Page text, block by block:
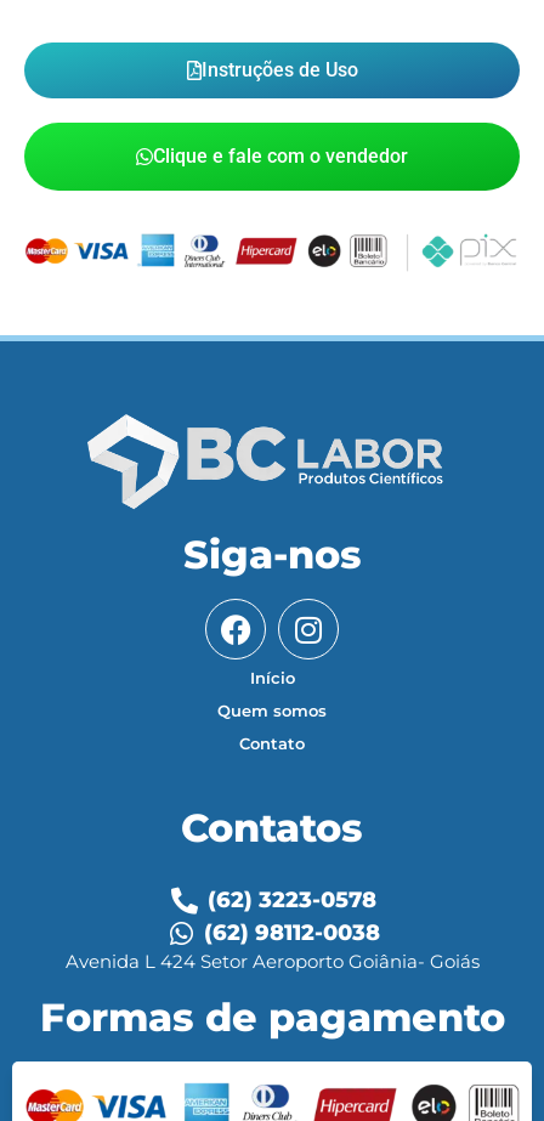
Instruções de Uso
Clique e fale com o vendedor
Siga-nos
Início
Quem somos
Contato
Contatos
(62) 3223-0578
(62) 98112-0038
Avenida L 424 Setor Aeroporto Goiânia- Goiás
Formas de pagamento